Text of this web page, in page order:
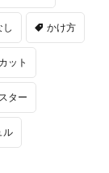
し かけ方
カット
ター
ル